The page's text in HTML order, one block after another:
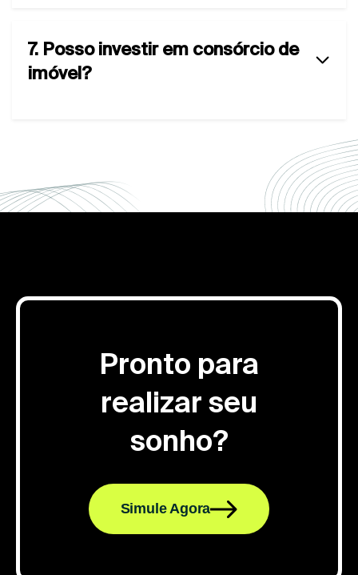
7. Posso investir em consórcio de
imóvel?
Pronto para
realizar seu
sonho?
Simule Agora